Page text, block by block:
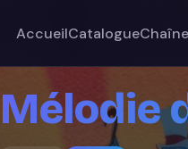
AccueilCatalogue
Mélodie